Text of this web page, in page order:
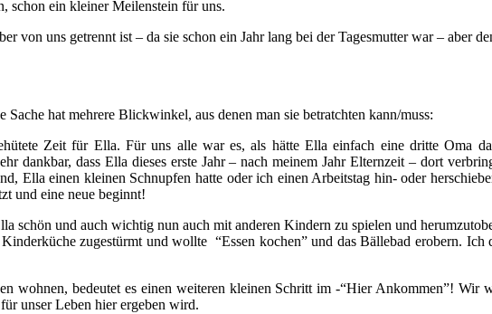
schon ein kleiner Meilenstein für uns.
von uns getrennt ist – da sie schon ein Jahr lang bei der Tagesmutter war – aber
hat mehrere Blickwinkel, aus denen man sie betratchten kann/muss:
Zeit für Ella. Für uns alle war es, als hätte Ella einfach eine dritte Oma
dankbar, dass Ella dieses erste Jahr – nach meinem Jahr Elternzeit – dort
Ella einen kleinen Schnupfen hatte oder ich einen Arbeitstag hin- oder
und eine neue beginnt!
schön und auch wichtig nun auch mit anderen Kindern zu spielen und
zugestürmt und wollte “Essen kochen” und das Bällebad erobern. Ich
wohnen, bedeutet es einen weiteren kleinen Schritt im -“Hier Ankommen”! Wir
unser Leben hier ergeben wird.